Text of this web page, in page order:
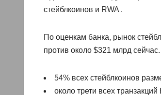
стейблкоинов и RWA .
По оценкам банка, рынок
против около $321 млрд
54% всех стейблкоинов
около трети всех